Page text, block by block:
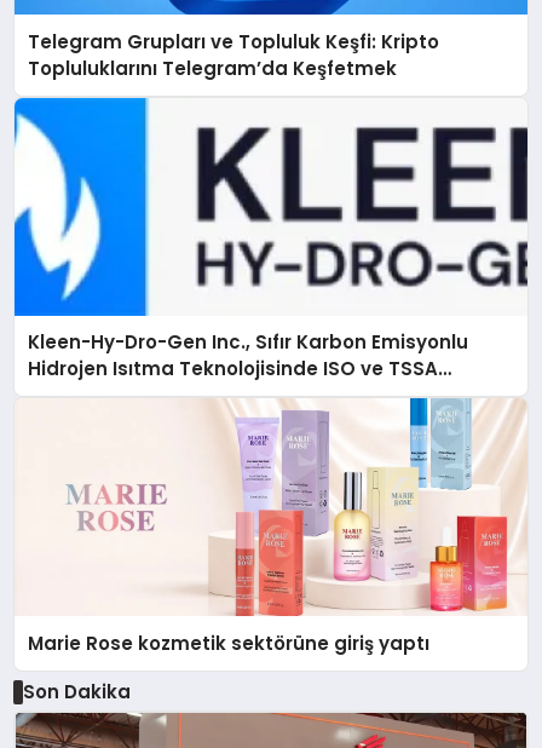
Telegram Grupları ve Topluluk Keşfi: Kripto
Topluluklarını Telegram’da Keşfetmek
Kleen-Hy-Dro-Gen Inc., Sıfır Karbon Emisyonlu
Hidrojen Isıtma Teknolojisinde ISO ve TSSA
Düzenleyici Onaylarını Aldı
Marie Rose kozmetik sektörüne giriş yaptı
Son Dakika